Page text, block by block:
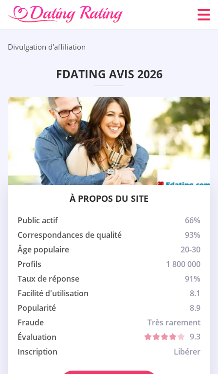
Divulgation d'affiliation
FDATING AVIS 2026
À PROPOS DU SITE
Public actif
66%
Correspondances de qualité
93%
Âge populaire
20-30
Profils
1 800 000
Taux de réponse
91%
Facilité d'utilisation
8.1
Popularité
8.9
Fraude
Très rarement
Évaluation
9.3
Inscription
Libérer